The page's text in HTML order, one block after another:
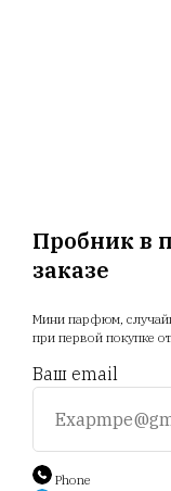
Пробник в
заказе
Мини парфюм,
при первой покупке
Ваш email
Phone
Акции